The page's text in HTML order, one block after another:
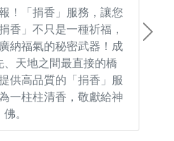
！「捐香」服務，讓您
香」不只是一種祈福，
納福氣的秘密武器！成
天地之間最直接的橋
供高品質的「捐香」服
一柱柱清香，敬獻給神
佛。
Next